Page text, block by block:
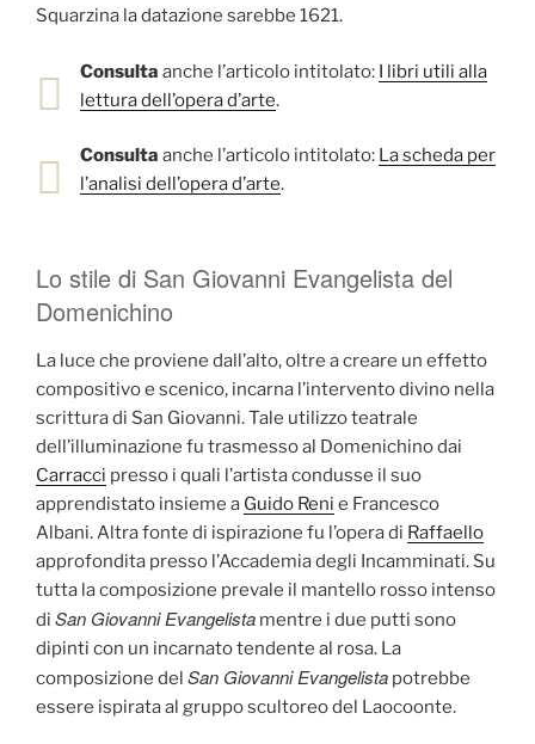
Squarzina la datazione sarebbe 1621.
Consulta anche l’articolo intitolato: I libri utili alla
lettura dell’opera d’arte.
Consulta anche l’articolo intitolato: La scheda per
l’analisi dell’opera d’arte.
Lo stile di San Giovanni Evangelista del
Domenichino
La luce che proviene dall’alto, oltre a creare un effetto
compositivo e scenico, incarna l’intervento divino nella
scrittura di San Giovanni. Tale utilizzo teatrale
dell’illuminazione fu trasmesso al Domenichino dai
Carracci presso i quali l’artista condusse il suo
apprendistato insieme a Guido Reni e Francesco
Albani. Altra fonte di ispirazione fu l’opera di Raffaello
approfondita presso l’Accademia degli Incamminati. Su
tutta la composizione prevale il mantello rosso intenso
di San Giovanni Evangelista mentre i due putti sono
dipinti con un incarnato tendente al rosa. La
composizione del San Giovanni Evangelista potrebbe
essere ispirata al gruppo scultoreo del Laocoonte.